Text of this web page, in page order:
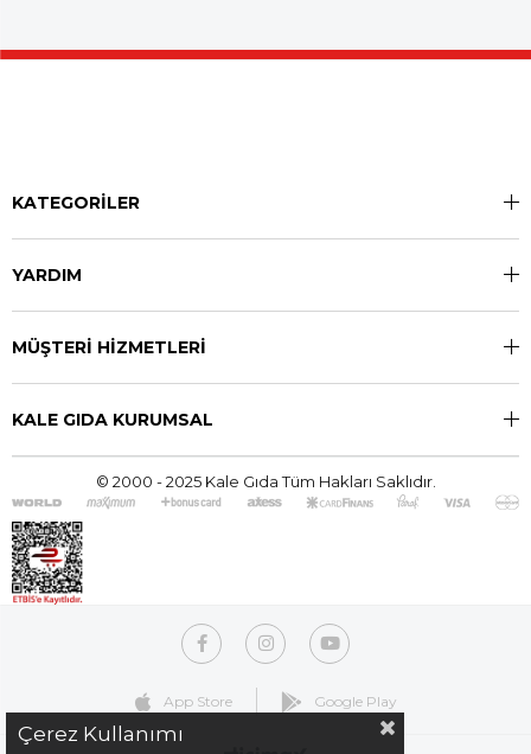
KATEGORİLER
YARDIM
MÜŞTERİ HİZMETLERİ
KALE GIDA KURUMSAL
© 2000 - 2025 Kale Gıda Tüm Hakları Saklıdır.
App Store Google Play
Çerez Kullanımı